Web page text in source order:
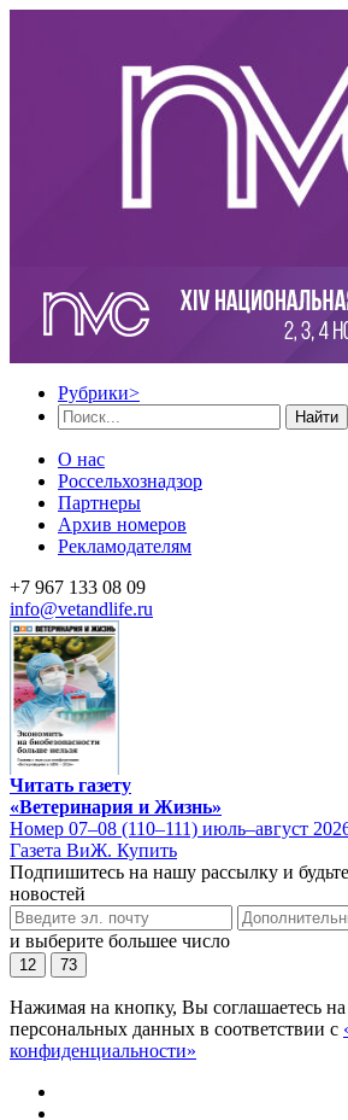
Рубрики>
Найти
О нас
Россельхознадзор
Партнеры
Архив номеров
Рекламодателям
+7 967 133 08 09
info@vetandlife.ru
Читать газету
«Ветеринария и Жизнь»
Номер 07–08 (110–111) июль–август
Газета ВиЖ. Купить
Подпишитесь на нашу рассылку и
новостей
и выберите большее число
12 73
Нажимая на кнопку, Вы соглашаетесь на
персональных данных в соответствии с
конфиденциальности»